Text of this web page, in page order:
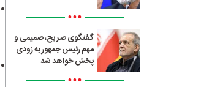
•••
گفتگوی صریح، صمیمی و
مهم رئیس جمهور به زودی
پخش خواهد شد
•••